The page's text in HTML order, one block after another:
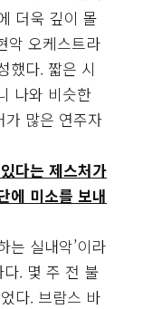
더욱 깊이 몰
악 오케스트라
했다. 짧은 시
나와 비슷한
가 많은 연주자
다는 제스처가
에 미소를 보내
는 실내악’이라
. 몇 주 전 불
다. 브람스 바